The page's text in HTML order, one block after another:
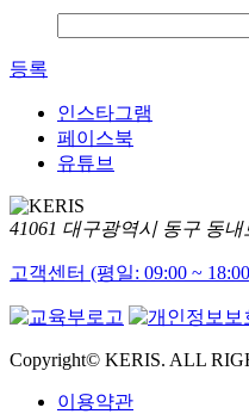
등록
인스타그램
페이스북
유튜브
41061 대구광역시 동구 동내
고객센터 (평일: 09:00 ~
Copyright© KERIS. ALL
이용약관